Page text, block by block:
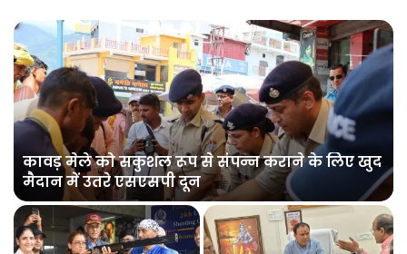
कावड़ मेले को सकुशल रूप से संपन्न कराने के लिए खुद
मैदान में उतरे एसएसपी दून